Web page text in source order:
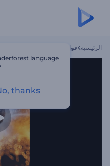
الرئيسية قوالب
language
thanks